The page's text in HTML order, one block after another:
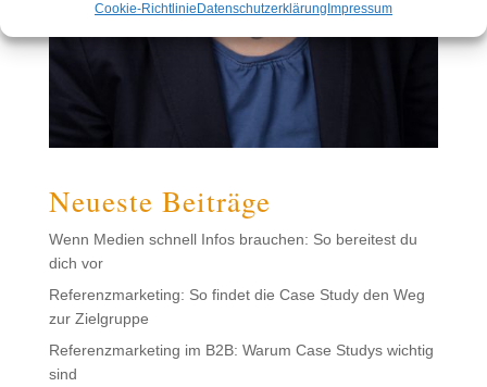
Cookie-Richtlinie Datenschutzerklärung Impressum
Neueste Beiträge
Wenn Medien schnell Infos brauchen: So bereitest du
dich vor
Referenzmarketing: So findet die Case Study den Weg
zur Zielgruppe
Referenzmarketing im B2B: Warum Case Studys wichtig
sind